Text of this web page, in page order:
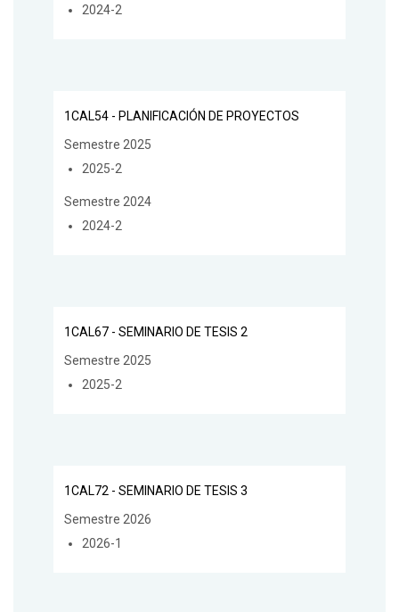
2024-2
1CAL54 - PLANIFICACIÓN DE PROYECTOS
Semestre 2025
2025-2
Semestre 2024
2024-2
1CAL67 - SEMINARIO DE TESIS 2
Semestre 2025
2025-2
1CAL72 - SEMINARIO DE TESIS 3
Semestre 2026
2026-1